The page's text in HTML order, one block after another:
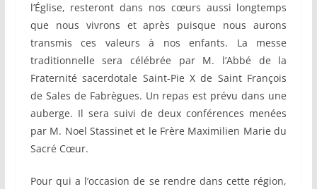
l’Église, resteront dans nos cœurs aussi longtemps
que nous vivrons et après puisque nous aurons
transmis ces valeurs à nos enfants. La messe
traditionnelle sera célébrée par M. l’Abbé de la
Fraternité sacerdotale Saint-Pie X de Saint François
de Sales de Fabrègues. Un repas est prévu dans une
auberge. Il sera suivi de deux conférences menées
par M. Noel Stassinet et le Frère Maximilien Marie du
Sacré Cœur.
Pour qui a l’occasion de se rendre dans cette région,